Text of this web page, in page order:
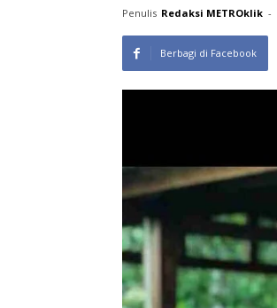
Penulis Redaksi METROklik -
Berbagi di Facebook